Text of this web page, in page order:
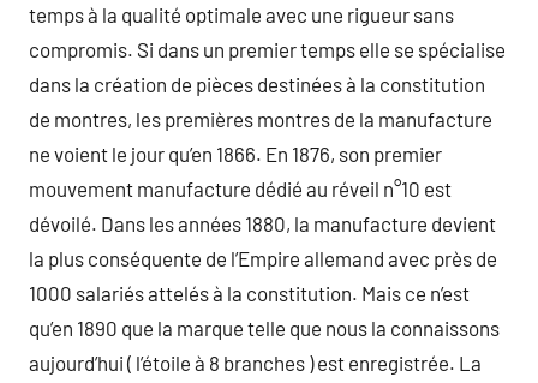
temps à la qualité optimale avec une rigueur sans
compromis. Si dans un premier temps elle se spécialise
dans la création de pièces destinées à la constitution
de montres, les premières montres de la manufacture
ne voient le jour qu’en 1866. En 1876, son premier
mouvement manufacture dédié au réveil n°10 est
dévoilé. Dans les années 1880, la manufacture devient
la plus conséquente de l’Empire allemand avec près de
1000 salariés attelés à la constitution. Mais ce n’est
qu’en 1890 que la marque telle que nous la connaissons
aujourd’hui ( l’étoile à 8 branches ) est enregistrée. La